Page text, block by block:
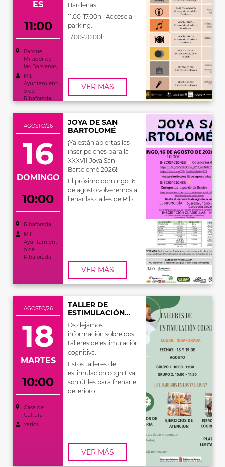
ES
11:00
Parque
Mirador de
las Bardenas
M.I.
Ayuntamient
o de
Ribaforada
Bardenas.
11.00-17.00h · Acceso al
parking.
17.00-20.00h...
VER MÁS
AGOSTO/26
16
DOMINGO
10:00
Ribaforada
M.I.
Ayuntamient
o de
Ribaforada
JOYA DE SAN
BARTOLOMÉ
¡Ya están abiertas las
inscripciones para la
XXXVII Joya San
Bartolomé 2026!
El próximo domingo 16
de agosto volveremos a
llenar las calles de Rib...
VER MÁS
AGOSTO/26
18
MARTES
10:00
Casa de
Cultura
Varios
TALLER DE
ESTIMULACIÓN
COGNITIVA
Os dejamos
información sobre dos
talleres de estimulación
cognitiva.
Estos talleres de
estimulación cognitiva,
son útiles para frenar el
deterioro...
VER MÁS